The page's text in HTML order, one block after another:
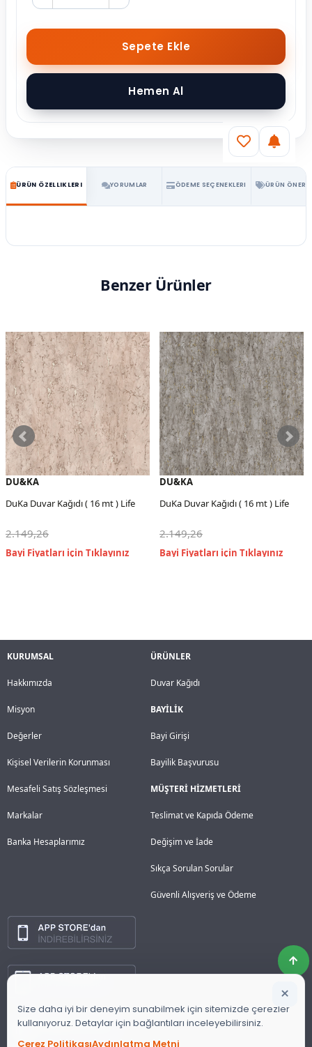
ÜRÜN ÖZELLIKLERI YORUMLAR ÖDEME SEÇENEKLERI ÜRÜN
Benzer Ürünler
DU&KA
DuKa Duvar Kağıdı ( 16 mt ) Life
2.149,26
DU&KA
DuKa Duvar Kağıdı ( 16 mt ) Life
2.149,26
KURUMSAL
Hakkımızda
Misyon
Değerler
Kişisel Verilerin Korunması
Mesafeli Satış Sözleşmesi
Markalar
Banka Hesaplarımız
ÜRÜNLER
Duvar Kağıdı
BAYİLİK
Bayi Girişi
Bayilik Başvurusu
MÜŞTERİ HİZMETLERİ
Teslimat ve Kapıda Ödeme
Değişim ve İade
Sıkça Sorulan Sorular
Güvenli Alışveriş ve Ödeme
Size daha iyi bir deneyim sunabilmek için sitemizde çerezler
kullanıyoruz. Detaylar için bağlantıları inceleyebilirsiniz.
Çerez PolitikasıAydınlatma Metni
×